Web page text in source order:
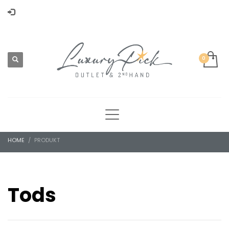
HOME PRODUKT
Tods